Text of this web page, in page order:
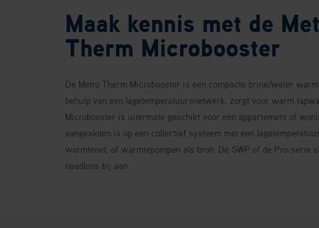
Maak kennis met de
Therm Microbooster
De Metro Therm Microbooster is een compacte brine/water
behulp van een lagetemperatuursnetwerk, zorgt voor warm
Microbooster is uitermate geschikt voor een appartement of
aangesloten is op een collectief systeem met een
warmtenet, of warmtepompen als bron. De SWP of de Pro-serie
naadloos bij aan.